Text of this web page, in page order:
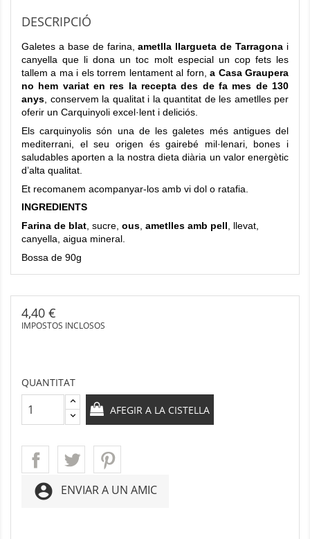
DESCRIPCIÓ
Galetes a base de farina,ametlla llargueta de Tarragona i
canyella que li dona un toc molt especial un cop fets les
tallem a ma i els torrem lentament al forn,a Casa Graupera
no hem variat en res la recepta des de fa mes de 130
anys , conservem la qualitat i la quantitat de les ametlles per
oferir un Carquinyoli excel·lent i deliciós.
Els carquinyolis són una de les galetes més antigues del
mediterrani, el seu origen és gairebé mil·lenari, bones i
saludables aporten a la nostra dieta diària un valor energètic
d’alta qualitat.
Et recomanem acompanyar-los amb vi dol o ratafia.
INGREDIENTS
Farina de blat , sucre, ous ametlles amb pell , llevat,
canyella, aigua mineral.
Bossa de 90g
4,40 €
IMPOSTOS INCLOSOS
QUANTITAT
AFEGIR A LA CISTELLA
account_circle ENVIAR A UN AMIC